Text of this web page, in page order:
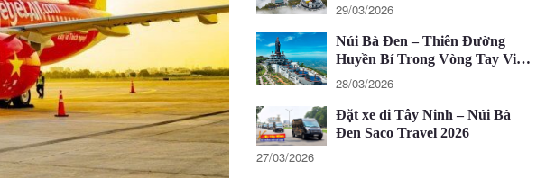
29/03/2026
Núi Bà Đen – Thiên Đường
Huyền Bí Trong Vòng Tay Việt
Nam
28/03/2026
Đặt xe đi Tây Ninh – Núi Bà
Đen Saco Travel 2026
27/03/2026